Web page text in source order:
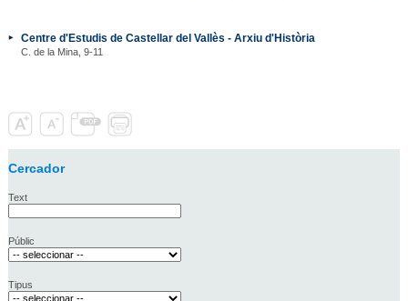
Centre d'Estudis de Castellar del Vallès - Arxiu d'Història
C. de la Mina, 9-11
Cercador
Text
Públic
Tipus